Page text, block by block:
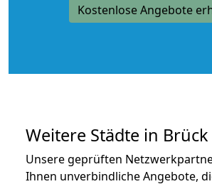
Kostenlose Angebote
Weitere Städte in Brück
Unsere geprüften
Ihnen unverbindliche Angebote,